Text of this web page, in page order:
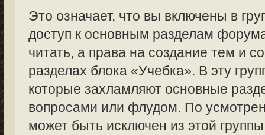
Это означает, что вы включены в
доступ к основным разделам
читать, а права на создание тем и
разделах блока «Учебка». В эту
которые захламляют основные
вопросами или флудом. По
может быть исключен из этой